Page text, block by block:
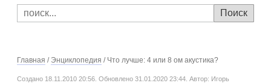
Главная / Энциклопедия / Что лучше: 4 или 8 ом акустика?
Создано 18.11.2010 20:56. Обновлено 31.01.2020 23:44. Автор: Игорь